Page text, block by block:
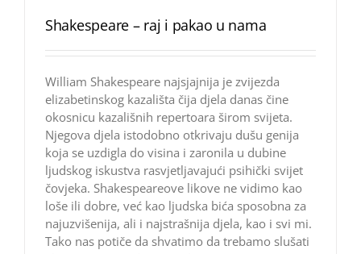
Shakespeare – raj i pakao u nama
William Shakespeare najsjajnija je zvijezda
elizabetinskog kazališta čija djela danas čine
okosnicu kazališnih repertoara širom svijeta.
Njegova djela istodobno otkrivaju dušu genija
koja se uzdigla do visina i zaronila u dubine
ljudskog iskustva rasvjetljavajući psihički svijet
čovjeka. Shakespeareove likove ne vidimo kao
loše ili dobre, već kao ljudska bića sposobna za
najuzvišenija, ali i najstrašnija djela, kao i svi mi.
Tako nas potiče da shvatimo da trebamo slušati